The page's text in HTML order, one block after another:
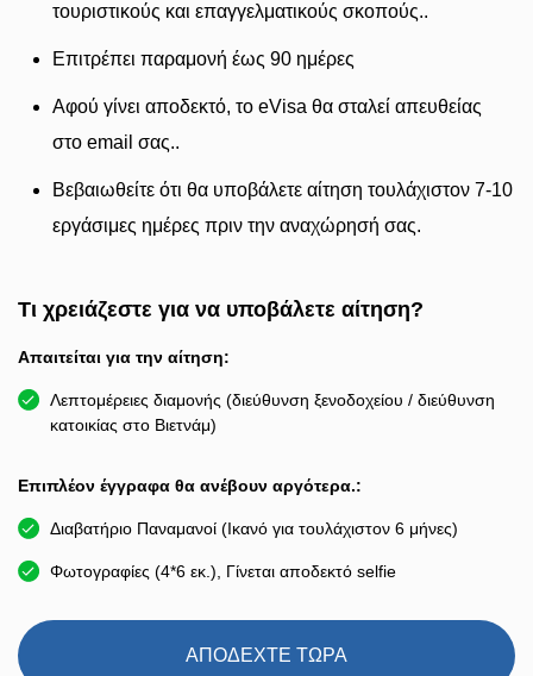
τουριστικούς και επαγγελματικούς σκοπούς..
Επιτρέπει παραμονή έως 90 ημέρες
Αφού γίνει αποδεκτό, το eVisa θα σταλεί απευθείας
στο email σας..
Βεβαιωθείτε ότι θα υποβάλετε αίτηση τουλάχιστον 7-10
εργάσιμες ημέρες πριν την αναχώρησή σας.
Τι χρειάζεστε για να υποβάλετε αίτηση?
Απαιτείται για την αίτηση:
Λεπτομέρειες διαμονής (διεύθυνση ξενοδοχείου / διεύθυνση
κατοικίας στο Βιετνάμ)
Επιπλέον έγγραφα θα ανέβουν αργότερα.:
Διαβατήριο Παναμανοί (Ικανό για τουλάχιστον 6 μήνες)
Φωτογραφίες (4*6 εκ.), Γίνεται αποδεκτό selfie
ΑΠΟΔΕΧΤΕ ΤΩΡΑ